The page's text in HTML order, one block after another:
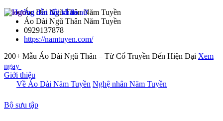
Áo Dài Ngũ Thân Năm Tuyền
Áo Dài Ngũ Thân Năm Tuyền
0929137878
https://namtuyen.com/
200+ Mẫu Áo Dài Ngũ Thân – Từ Cổ Truyền Đến Hiện Đại Xem
ngay
Giới thiệu
Về Áo Dài Năm Tuyền Nghệ nhân Năm Tuyền
Bộ sưu tập